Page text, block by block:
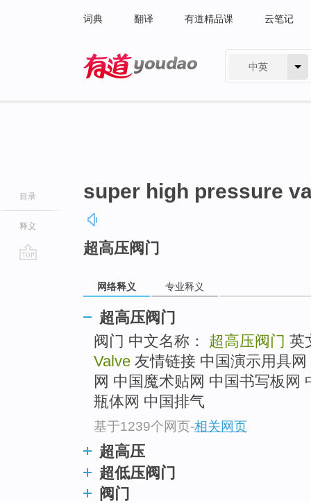
词典 翻译 有道精品课 云笔记
中英
目录
释义
super high pressure
超高压阀门
网络释义 专业释义
超高压阀门
阀门 中文名称： 超高压阀门 英
Valve 友情链接 中国演示用具
网 中国魔术贴网 中国书写板网
瓶体网 中国排气
基于1239个网页-相关网页
超高压
超低压阀门
阀门